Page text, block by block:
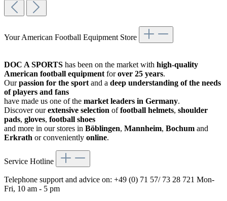
Your American Football Equipment Store
DOC A SPORTS has been on the market with high-quality
American football equipment forover 25 years.
Ourpassion for the sport and a deep understanding of the needs
of players and fans
have made us one of the market leaders in Germany.
Discover ourextensive selection offootball helmets, shoulder
pads, gloves, football shoes
and more in our stores in Böblingen, Mannheim, Bochum and
Erkrath or conveniently online.
Service Hotline
Telephone support and advice on: +49 (0) 71 57/ 73 28 721 Mon-
Fri, 10 am - 5 pm